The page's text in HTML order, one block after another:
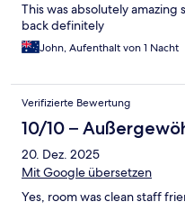
This was absolutely
back definitely
John, Aufenthalt von 1 Nacht
Verifizierte Bewertung
10/10 –
20. Dez. 2025
Mit Google übersetzen
Yes, room was clean staff